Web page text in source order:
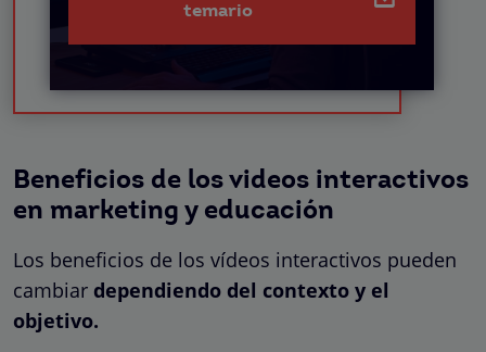
temario
Beneficios de los videos interactivos
en marketing y educación
Los beneficios de los vídeos interactivos pueden
cambiar dependiendo del contexto y el
objetivo.